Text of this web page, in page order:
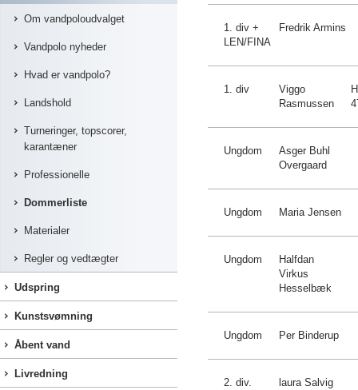
Om vandpoloudvalget
Vandpolo nyheder
Hvad er vandpolo?
Landshold
Turneringer, topscorer,
karantæner
Professionelle
Dommerliste
Materialer
Regler og vedtægter
Udspring
Kunstsvømning
Åbent vand
Livredning
1. div +
LEN/FINA
Fredrik Armins
1. div
Viggo
Rasmussen
Ungdom
Asger Buhl
Overgaard
Ungdom Maria Jensen
Ungdom
Halfdan
Virkus
Hesselbæk
Ungdom Per Binderup
2. div. laura Salvig